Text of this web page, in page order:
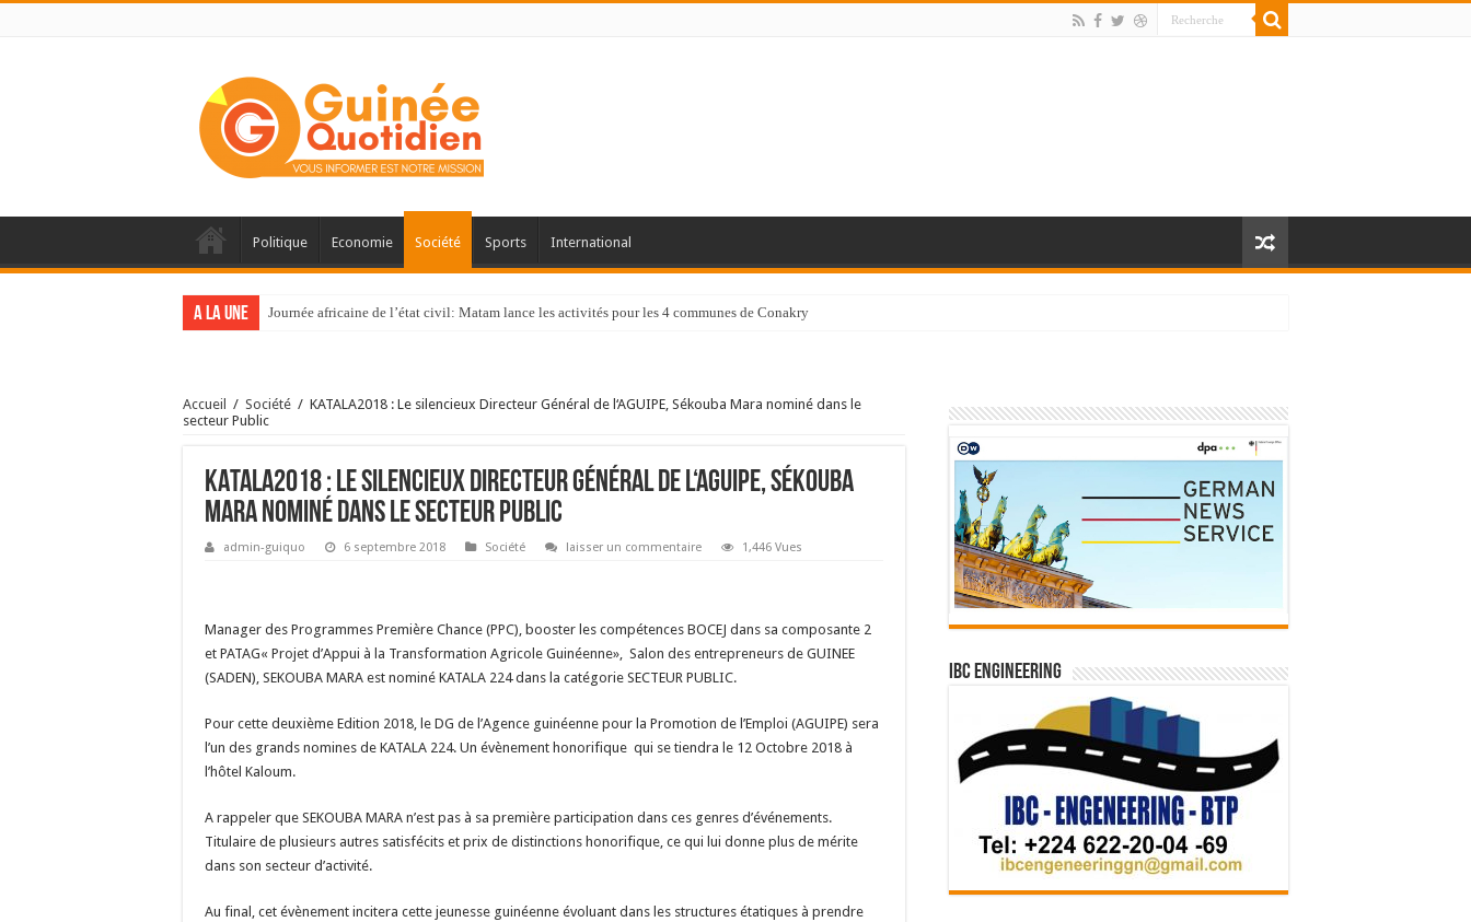
Politique Economie Société Sports International
A la une Journée africaine de l’état civil: Matam lance les activités pour les 4 communes de Conakry
Accueil / Société / KATALA2018 : Le silencieux Directeur Général de l‘AGUIPE, Sékouba Mara nominé dans le
secteur Public
KATALA2018 : Le silencieux Directeur Général de l‘AGUIPE, Sékouba
Mara nominé dans le secteur Public
admin-guiquo 6 septembre 2018 Société laisser un commentaire 1,446 Vues
Manager des Programmes Première Chance (PPC), booster les compétences BOCEJ dans sa composante 2
et PATAG« Projet d’Appui à la Transformation Agricole Guinéenne», Salon des entrepreneurs de GUINEE
(SADEN), SEKOUBA MARA est nominé KATALA 224 dans la catégorie SECTEUR PUBLIC.
Pour cette deuxième Edition 2018, le DG de l’Agence guinéenne pour la Promotion de l’Emploi (AGUIPE) sera
l’un des grands nomines de KATALA 224. Un évènement honorifique qui se tiendra le 12 Octobre 2018 à
l’hôtel Kaloum.
A rappeler que SEKOUBA MARA n’est pas à sa première participation dans ces genres d’événements.
Titulaire de plusieurs autres satisfécits et prix de distinctions honorifique, ce qui lui donne plus de mérite
dans son secteur d’activité.
Au final, cet évènement incitera cette jeunesse guinéenne évoluant dans les structures étatiques à prendre
IBC Engineering